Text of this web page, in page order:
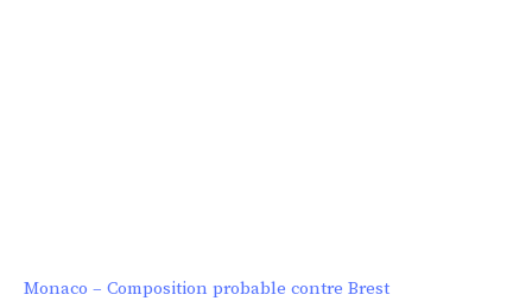
Monaco – Composition probable contre Brest